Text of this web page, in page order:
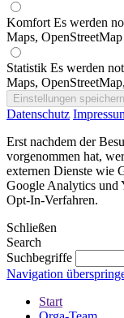
KomfortEs werden
Maps,
Statistik Es werden
Maps,
Datenschutz
Erst nachdem der
vorgenommen hat,
externen Dienste wie
Google Analytics und
Opt-In-Verfahren.
Schließen
Search
Suchbegriffe
Navigation
Start